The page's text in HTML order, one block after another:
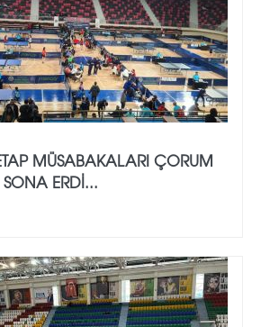
MÜSABAKALARI ÇORUM
SONA ERDİ...